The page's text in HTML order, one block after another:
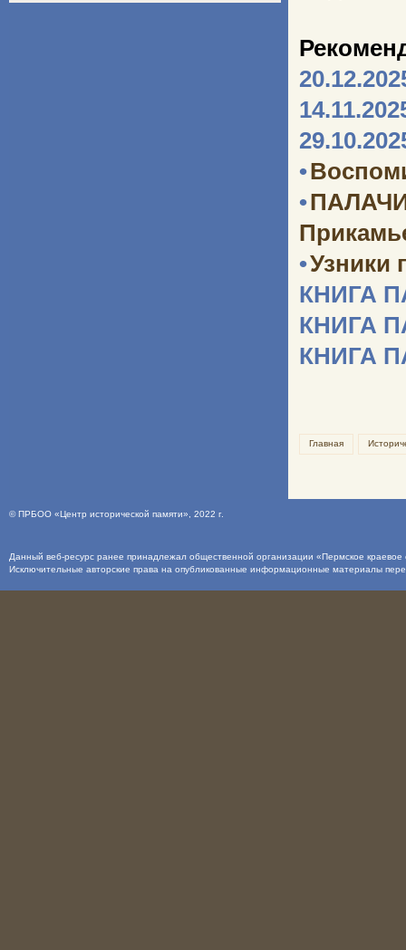
•
•
•Узники
КНИГА
КНИГА
КНИГА
Главная
©ПРБОО «Центр исторической памяти» , 2022 г.
Данный веб-ресурс ранее принадлежал общественной организации «Пермское
Исключительные авторские права на опубликованные информационные материалы